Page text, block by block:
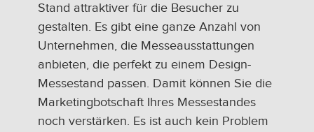
Stand attraktiver für die Besucher zu
gestalten. Es gibt eine ganze Anzahl von
Unternehmen, die Messeausstattungen
anbieten, die perfekt zu einem Design-
Messestand passen. Damit können Sie die
Marketingbotschaft Ihres Messestandes
noch verstärken. Es ist auch kein Problem